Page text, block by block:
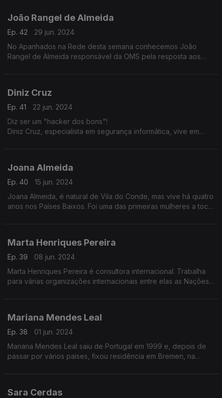
João Rangel de Almeida
Ep. 42
29 jun. 2024
No Apanhados na Rede desta semana conhecemos João
Rangel de Almeida responsável da OMS pela resposta aos
Diniz Cruz
Ep. 41
22 jun. 2024
Diz ser um "hacker dos bons"!
Diniz Cruz, especialista em segurança informática, vive em
Joana Almeida
Ep. 40
15 jun. 2024
Joana Almeida, é natural de Vila do Conde, mas vive há quatro
anos nos Países Baixos. Foi uma das primeiras mulheres a tocar
Marta Henriques Pereira
Ep. 39
08 jun. 2024
Marta Henriques Pereira é consultora internacional. Trabalha
para várias organizações internacionais entre elas as Nações
Mariana Mendes Leal
Ep. 38
01 jun. 2024
Mariana Mendes Leal saiu de Portugal em 1999 e, depois de
passar por vários países, fixou residência em Bremen, na
Sara Cerdas